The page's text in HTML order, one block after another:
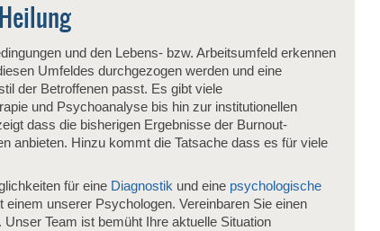
und den Lebens- bzw. Arbeitsumfeld erkennen
Umfeldes durchgezogen werden und eine
der Betroffenen passt. Es gibt viele
und Psychoanalyse bis hin zur institutionellen
dass die bisherigen Ergebnisse der Burnout-
anbieten. Hinzu kommt die Tatsache dass es für viele
für eine Diagnostik und eine psychologische
unserer Psychologen. Vereinbaren Sie einen
Team ist bemüht Ihre aktuelle Situation